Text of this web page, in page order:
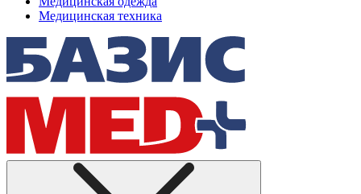
Медицинская техника